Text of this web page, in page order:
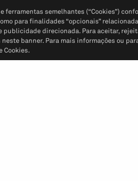
ferramentas semelhantes (“Cookies”)
para finalidades “opcionais”
direcionada. Para aceitar,
banner. Para mais informações ou
Cookies.